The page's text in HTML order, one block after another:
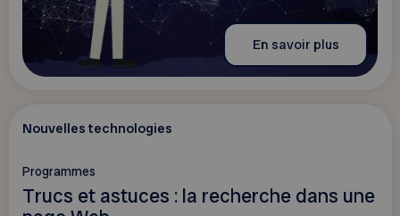
En savoir plus
Nouvelles technologies
Programmes
Trucs et astuces : la recherche dans une